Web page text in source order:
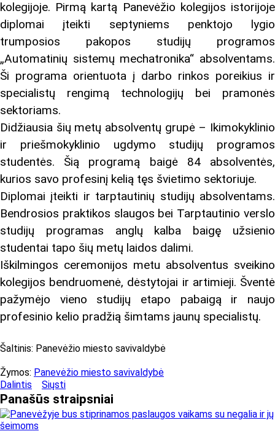
kolegijoje. Pirmą kartą Panevėžio kolegijos istorijoje
diplomai įteikti septyniems penktojo lygio
trumposios pakopos studijų programos
„Automatinių sistemų mechatronika“ absolventams.
Ši programa orientuota į darbo rinkos poreikius ir
specialistų rengimą technologijų bei pramonės
sektoriams.
Didžiausia šių metų absolventų grupė – Ikimokyklinio
ir priešmokyklinio ugdymo studijų programos
studentės. Šią programą baigė 84 absolventės,
kurios savo profesinį kelią tęs švietimo sektoriuje.
Diplomai įteikti ir tarptautinių studijų absolventams.
Bendrosios praktikos slaugos bei Tarptautinio verslo
studijų programas anglų kalba baigę užsienio
studentai tapo šių metų laidos dalimi.
Iškilmingos ceremonijos metu absolventus sveikino
kolegijos bendruomenė, dėstytojai ir artimieji. Šventė
pažymėjo vieno studijų etapo pabaigą ir naujo
profesinio kelio pradžią šimtams jaunų specialistų.
Šaltinis: Panevėžio miesto savivaldybė
Žymos: Panevėžio miesto savivaldybė
Dalintis
Siųsti
Panašūs straipsniai